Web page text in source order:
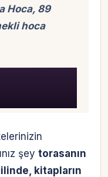
Hoca, 89
hoca
şey torasanın
kitapların